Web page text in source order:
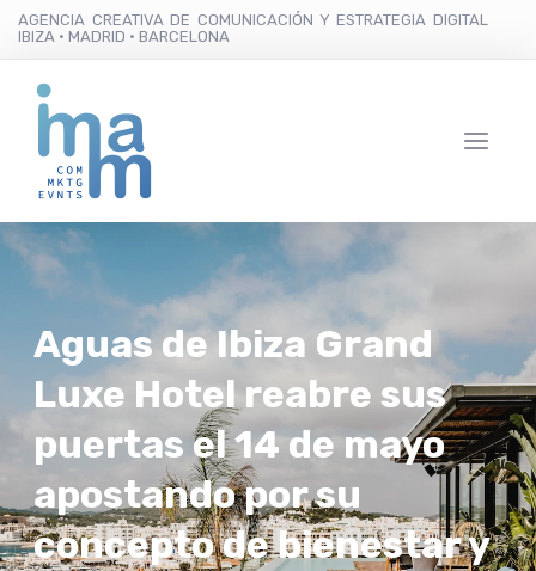
AGENCIA CREATIVA DE COMUNICACIÓN Y ESTRATEGIA DIGITAL
IBIZA · MADRID · BARCELONA
Aguas de Ibiza Grand
Luxe Hotel reabre sus
puertas el 14 de mayo
apostando por su
concepto de bienestar y